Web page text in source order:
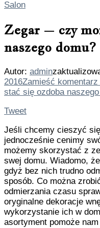
Salon
Zegar – czy
naszego domu?
Autor: admin
2016Zamieść komentarz
stać się ozdoba
Tweet
Jeśli chcemy cieszyć
jednocześnie cenimy
możemy skorzystać z
swej domu. Wiadomo,
gdyż bez nich trudno
sposób. Co można
odmierzania czasu
oryginalne dekoracje
wykorzystanie ich w
asortyment pomoże